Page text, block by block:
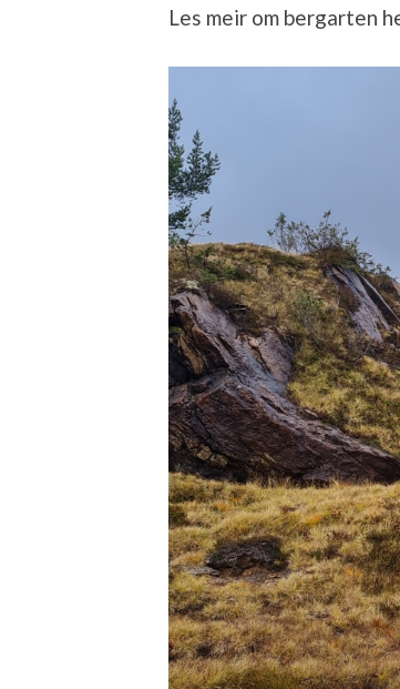
Les meir om bergarten